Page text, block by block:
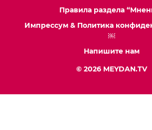
Правила раздела
Импрессум & Политика
￼
Напишите нам
© 2026 MEYDAN.TV